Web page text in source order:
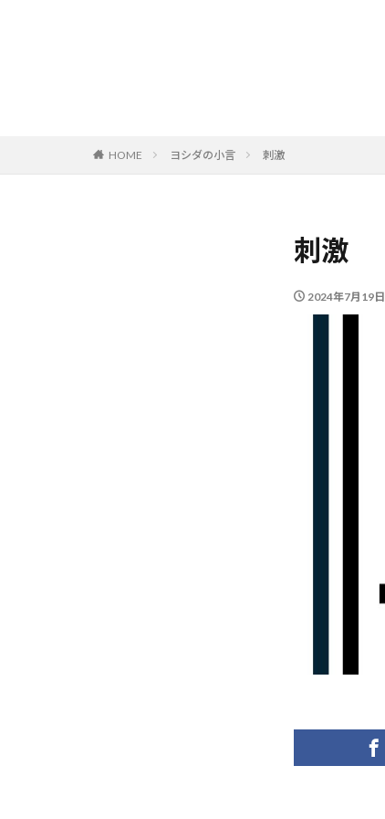
HOME ヨシダの小言 刺激
刺激
2024年7月19日